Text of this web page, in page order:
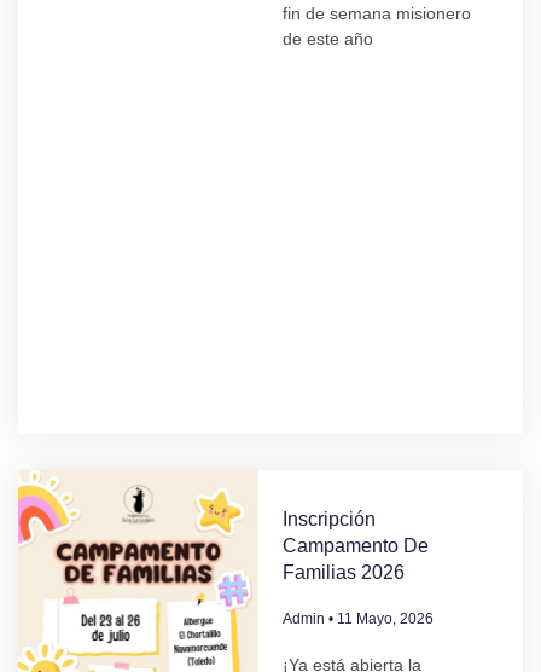
fin de semana misionero
de este año
Inscripción
Campamento De
Familias 2026
Admin 11 Mayo, 2026
¡Ya está abierta la